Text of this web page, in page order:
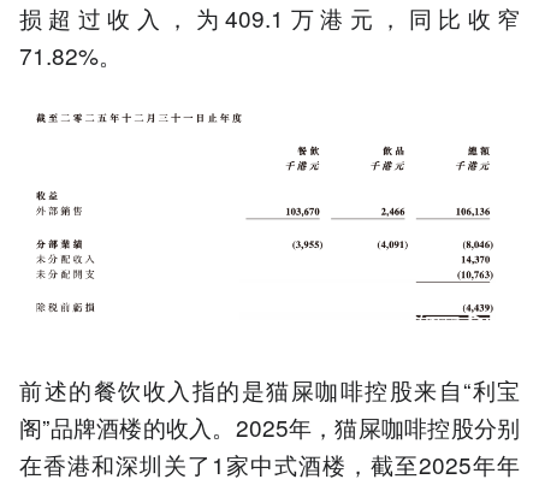
损超过收入，为409.1万港元，同比收窄
71.82%。
前述的餐饮收入指的是猫屎咖啡控股来自“利宝
阁”品牌酒楼的收入。2025年，猫屎咖啡控股分别
在香港和深圳关了1家中式酒楼，截至2025年年